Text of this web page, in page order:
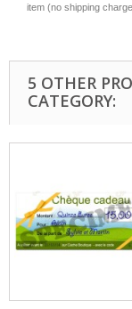
item (no shipping
5 OTHER
CATEGORY: